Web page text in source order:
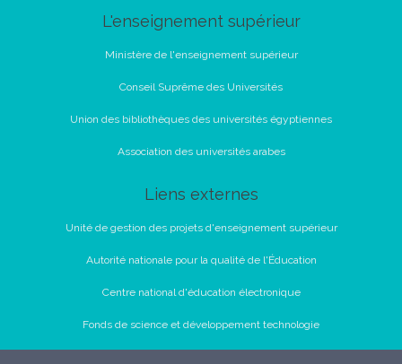
L'enseignement supérieur
Ministère de l'enseignement supérieur
Conseil Suprême des Universités
Union des bibliothèques des universités égyptiennes
Association des universités arabes
Liens externes
Unité de gestion des projets d'enseignement supérieur
Autorité nationale pour la qualité de l'Éducation
Centre national d'éducation électronique
Fonds de science et développement technologie